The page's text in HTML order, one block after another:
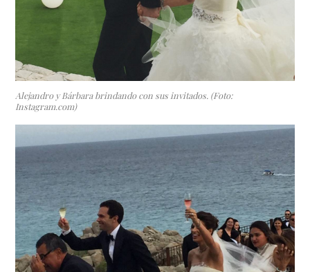
Alejandro y Bárbara brindando con sus invitados. (Foto:
Instagram.com)